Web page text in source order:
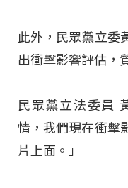
此外，民眾黨立委
出衝擊影響評估，
民眾黨立法委員
情，我們現在衝擊
片上面。」